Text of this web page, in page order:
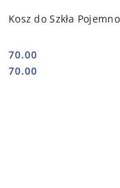
Kosz do Szkła
Cena:
70.00
Cena:
70.00